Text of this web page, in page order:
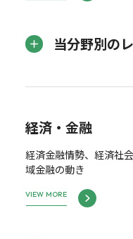
当分野別の
経済・金融
経済金融情勢、経済社
域金融の動き
VIEW MORE